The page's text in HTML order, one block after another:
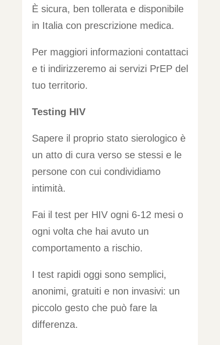
È sicura, ben tollerata e disponibile
in Italia con prescrizione medica.
Per maggiori informazioni contattaci
e ti indirizzeremo ai servizi PrEP del
tuo territorio.
Testing HIV
Sapere il proprio stato sierologico è
un atto di cura verso se stessi e le
persone con cui condividiamo
intimità.
Fai il test per HIV ogni 6-12 mesi o
ogni volta che hai avuto un
comportamento a rischio.
I test rapidi oggi sono semplici,
anonimi, gratuiti e non invasivi: un
piccolo gesto che può fare la
differenza.